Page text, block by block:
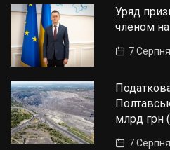
Уряд
членом
7
млрд грн
7